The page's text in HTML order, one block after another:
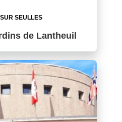
SEULLES
de Lantheuil